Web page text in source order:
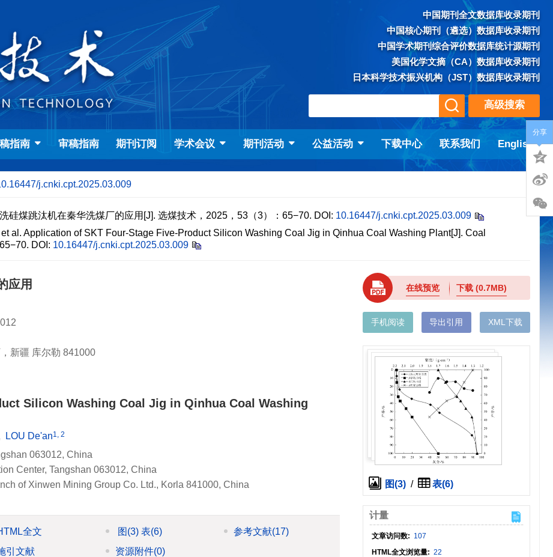
中国期刊全文数据库收录期刊
中国核心期刊（遴选）数据库收录期刊
中国学术期刊综合评价数据库统计源期刊
美国化学文摘（CA）数据库收录期刊
日本科学技术振兴机构（JST）数据库收录期刊
高级搜索
指南 审稿指南 期刊订阅 学术会议 期刊活动 公益活动 下载中心 联系我们 English
j.cnki.cpt.2025.03.009
硅煤跳汰机在秦华洗煤厂的应用[J]. 选煤技术，2025，53（3）：65−70. DOI: 10.16447/j.cnki.cpt.2025.03.009
al. Application of SKT Four-Stage Five-Product Silicon Washing Coal Jig in Qinhua Coal Washing Plant[J]. Coal
DOI: 10.16447/j.cnki.cpt.2025.03.009
应用
新疆 库尔勒 841000
Silicon Washing Coal Jig in Qinhua Coal Washing
LOU De'an1, 2
063012, China
Center, Tangshan 063012, China
of Xinwen Mining Group Co. Ltd., Korla 841000, China
全文 图 (3)表(6) 参考文献(17)
引文献 资源附件(0)
在线预览 下载(0.7MB)
手机阅读 导出引用 XML下载
图(3) / 表(6)
计量
文章访问数: 107
HTML全文浏览量: 22
分享